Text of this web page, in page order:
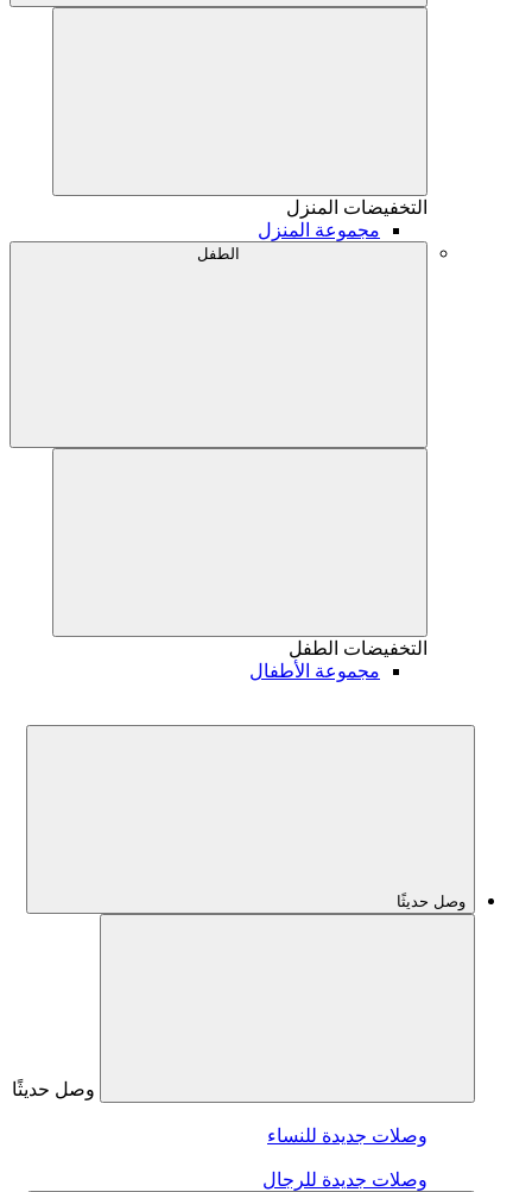
التخفيضات المنزل
مجموعة المنزل
الطفل
التخفيضات الطفل
مجموعة الأطفال
وصل حديثًا
وصل حديثًا
وصلات جديدة للنساء
وصلات جديدة للرجال